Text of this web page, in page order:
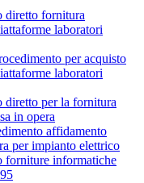
diretto fornitura
laboratori
per acquisto
laboratori
diretto per la fornitura
in opera
affidamento
per impianto elettrico
forniture informatiche